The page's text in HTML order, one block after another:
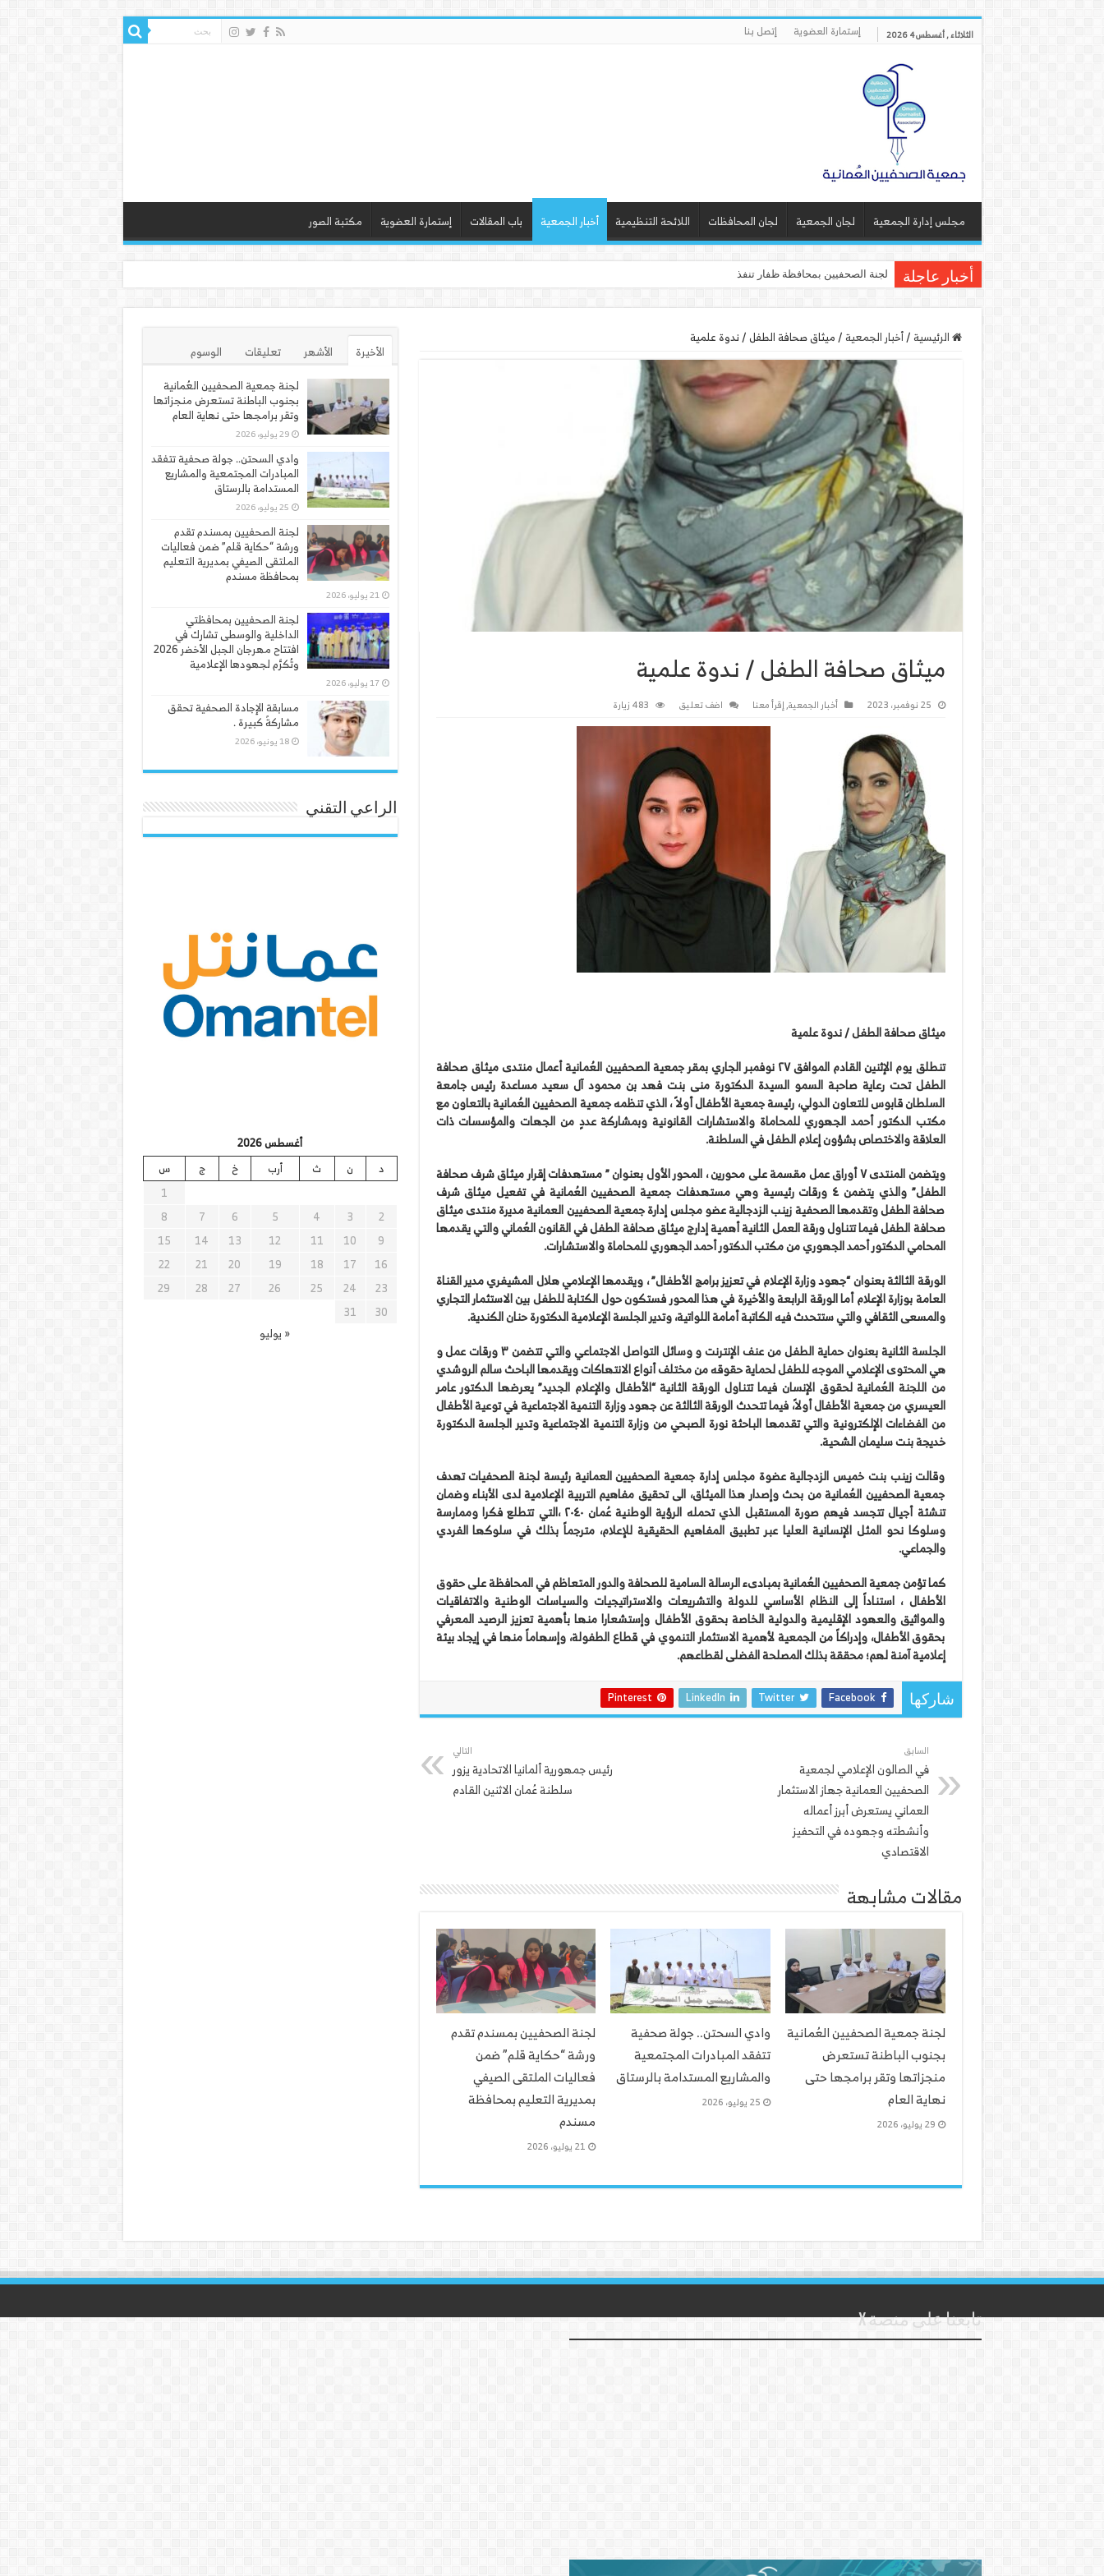
الثلاثاء , أغسطس 4 2026 إستمارة العضوية إتصل بنا
مجلس إدارة الجمعية لجان الجمعية لجان المحافظات اللائحة التنظيمية أخبار الجمعية باب المقالات إستمارة العضوية مكتبة الصور
أخبار عاجلة لجنة الصحفيين بمحافظة ظفار تنفذ ورشة عمل “أساسيات التصميم”
الرئيسية /أخبار الجمعية /ميثاق صحافة الطفل / ندوة علمية
ميثاق صحافة الطفل / ندوة علمية
25 نوفمبر، 2023 أخبار الجمعية,إقرأ معنا اضف تعليق 483 زيارة
ميثاق صحافة الطفل / ندوة علمية
تنطلق يوم الإثنين القادم الموافق ٢٧ نوفمبر الجاري بمقر جمعية الصحفيين العُمانية أعمال منتدى ميثاق صحافة
الطفل تحت رعاية صاحبة السمو السيدة الدكتورة منى بنت فهد بن محمود آل سعيد مساعدة رئيس جامعة
السلطان قابوس للتعاون الدولي، رئيسة جمعية الأطفال أولاً ، الذي تنظمه جمعية الصحفيين العُمانية بالتعاون مع
مكتب الدكتور أحمد الجهوري للمحاماة والاستشارات القانونية وبمشاركة عددٍ من الجهات والمؤسسات ذات
العلاقة والاختصاص بشؤون إعلام الطفل في السلطنة.
ويتضمن المنتدى ٧ أوراق عمل مقسمة على محورين ، المحور الأول بعنوان ” مستهدفات إقرار ميثاق شرف صحافة
الطفل” والذي يتضمن ٤ ورقات رئيسية وهي مستهدفات جمعية الصحفيين العُمانية في تفعيل ميثاق شرف
صحافة الطفل وتقدمها الصحفية زينب الزدجالية عضو مجلس إدارة جمعية الصحفيين العمانية مديرة منتدى ميثاق
صحافة الطفل فيما تتناول ورقة العمل الثانية أهمية إدارج ميثاق صحافة الطفل في القانون العُماني والتي يقدمها
المحامي الدكتور أحمد الجهوري من مكتب الدكتور أحمد الجهوري للمحاماة والاستشارات.
الورقة الثالثة بعنوان “جهود وزارة الإعلام في تعزيز برامج الأطفال” ، ويقدمها الإعلامي هلال المشيفري مدير القناة
العامة بوزارة الإعلام أما الورقة الرابعة والأخيرة في هذا المحور فستكون حول الكتابة للطفل بين الاستثمار التجاري
والمسعى الثقافي والتي ستتحدث فيه الكاتبة أمامة اللواتية، وتدير الجلسة الإعلامية الدكتورة حنان الكندية.
الجلسة الثانية بعنوان حماية الطفل من عنف الإنترنت و وسائل التواصل الاجتماعي والتي تتضمن ٣ ورقات عمل و
هي المحتوى الإعلامي الموجه للطفل لحماية حقوقه من مختلف أنواع الانتهاكات ويقدمها الباحث سالم الروشدي
من اللجنة العُمانية لحقوق الإنسان فيما تتناول الورقة الثانية “الأطفال والإعلام الجديد” يعرضها الدكتور عامر
العيسري من جمعية الأطفال أولاً، فيما تتحدث الورقة الثالثة عن جهود وزارة التنمية الاجتماعية في توعية الأطفال
من الفضاءات الإلكترونية والتي تقدمها الباحثة نورة الصبحي من وزارة التنمية الاجتماعية وتدير الجلسة الدكتورة
خديجة بنت سليمان الشحية.
وقالت زينب بنت خميس الزدجالية عضوة مجلس إدارة جمعية الصحفيين العمانية رئيسة لجنة الصحفيات تهدف
جمعية الصحفيين العُمانية من بحث وإصدار هذا الميثاق، الى تحقيق مفاهيم التربية الإعلامية لدى الأبناء وضمان
تنشئة أجيال تتجسد فيهم صورة المستقبل الذي تحمله الرؤية الوطنية عُمان ٢٠٤٠ ،التي تتطلع فكرا وممارسة
وسلوكا نحو المثل الإنسانية العليا عبر تطبيق المفاهيم الحقيقية للإعلام، مترجماً بذلك في سلوكها الفردي
والجماعي.
كما تؤمن جمعية الصحفيين العُمانية بمبادىء الرسالة السامية للصحافة والدور المتعاظم في المحافظة على حقوق
الأطفال ، استناداً إلى النظام الأساسي للدولة والتشريعات والاستراتيجيات والسياسات الوطنية والاتفاقيات
والمواثيق والعهود الإقليمية والدولية الخاصة بحقوق الأطفال وإستشعارا منها بأهمية تعزيز الرصيد المعرفي
بحقوق الأطفال، وإدراكاً من الجمعية لأهمية الاستثمار التنموي في قطاع الطفولة، وإسهاماً منها في إيجاد بيئة
إعلامية آمنة لهم؛ محققة بذلك المصلحة الفضلى لقطاعهم.
شاركها Facebook
Twitter
LinkedIn
Pinterest
السابق
في الصالون الإعلامي لجمعية
الصحفيين العمانية جهاز الاستثمار
العماني يستعرض أبرز أعماله
وأنشطته وجهوده في التحفيز
الاقتصادي
التالي
رئيس جمهورية ⁧‫ألمانيا‬⁩ الاتحادية يزور
سلطنة ⁧‫عُمان‬⁩ الاثنين القادم
مقالات مشابهة
لجنة جمعية الصحفيين العُمانية
بجنوب الباطنة تستعرض
منجزاتها وتقر برامجها حتى
نهاية العام
29 يوليو، 2026
وادي السحتن.. جولة صحفية
تتفقد المبادرات المجتمعية
والمشاريع المستدامة بالرستاق
25 يوليو، 2026
لجنة الصحفيين بمسندم تقدم
ورشة “حكاية قلم” ضمن
فعاليات الملتقى الصيفي
بمديرية التعليم بمحافظة
مسندم
21 يوليو، 2026
الأخيرة الأشهر تعليقات
الوسوم
لجنة جمعية الصحفيين العُمانية
بجنوب الباطنة تستعرض منجزاتها
وتقر برامجها حتى نهاية العام
29 يوليو، 2026
وادي السحتن.. جولة صحفية تتفقد
المبادرات المجتمعية والمشاريع
المستدامة بالرستاق
25 يوليو، 2026
لجنة الصحفيين بمسندم تقدم
ورشة “حكاية قلم” ضمن فعاليات
الملتقى الصيفي بمديرية التعليم
بمحافظة مسندم
21 يوليو، 2026
لجنة الصحفيين بمحافظتي
الداخلية والوسطى تشارك في
افتتاح مهرجان الجبل الأخضر 2026
وتُكرَّم لجهودها الإعلامية
17 يوليو، 2026
مسابقة الإجادة الصحفية تحقق
مشاركةً كبيرة .
18 يونيو، 2026
الراعي التقني
أغسطس 2026
د
ن ث أرب خ ج
س
1
2
3
4
5
6
7
8
9
10
11
12
13
14
15
16
17
18
19
20
21
22
23
24
25
26
27
28
29
30
31
« يوليو
تابعنا على منصة X